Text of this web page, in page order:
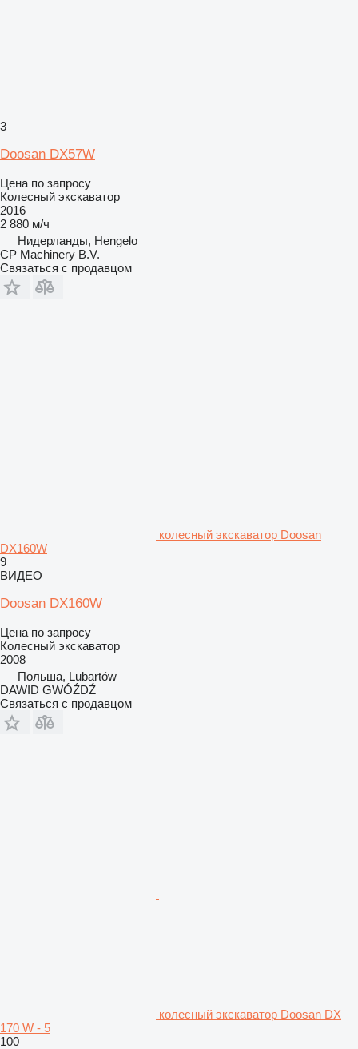
3
Doosan DX57W
Цена по запросу
Колесный экскаватор
2016
2 880 м/ч
Нидерланды, Hengelo
CP Machinery B.V.
Связаться с продавцом
колесный экскаватор Doosan
DX160W
9
ВИДЕО
Doosan DX160W
Цена по запросу
Колесный экскаватор
2008
Польша, Lubartów
DAWID GWÓŹDŹ
Связаться с продавцом
колесный экскаватор Doosan DX
170 W - 5
100